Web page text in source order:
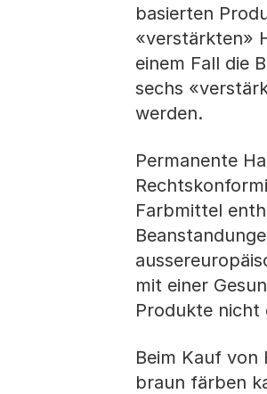
basierten
«verstärkten»
einem Fall die
sechs
werden.
Permanente
Farbmittel
mit einer
Produkte nicht
Beim Kauf von
braun färben